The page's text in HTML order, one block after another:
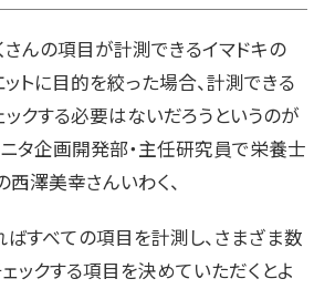
んの項目が計測できるイマドキの
ットに目的を絞った場合、計測できる
クする必要はないだろうというのが
タ企画開発部・主任研究員で栄養士
澤美幸さんいわく、
ばすべての項目を計測し、さまざま数
ックする項目を決めていただくとよ